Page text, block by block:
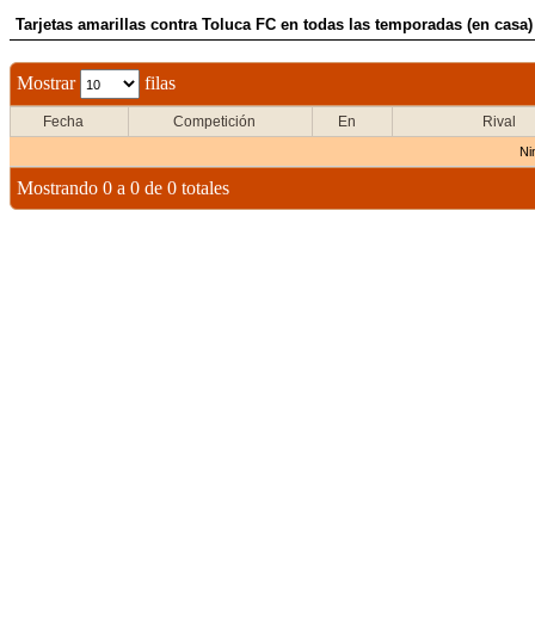
Tarjetas amarillas contra Toluca FC en todas las temporadas (en casa)
Mostrar filas
Fecha Competición En Rival
Mostrando 0 a 0 de 0 totales